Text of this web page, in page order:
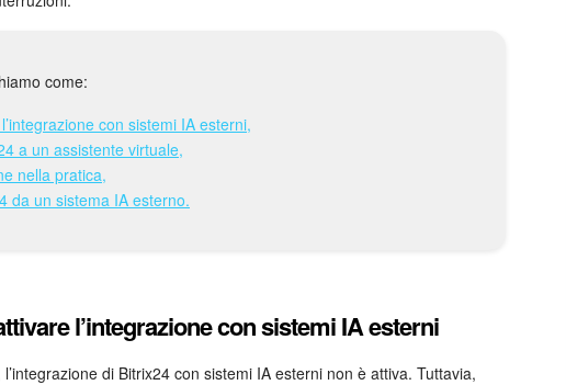
come:
con sistemi IA esterni,
a un assistente virtuale,
nella pratica,
da un sistema IA esterno.
l’integrazione con sistemi IA esterni
di Bitrix24 con sistemi IA esterni non è attiva. Tuttavia,